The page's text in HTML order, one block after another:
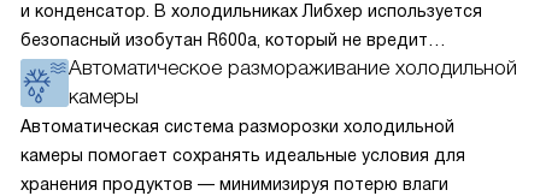
и конденсатор. В холодильниках Либхер используется
безопасный изобутан R600a, который не вредит
окружающей среде. Компрессор перегоняет его
по охладительному контуру по принципу насоса. Чем
лучше работает «мотор» прибора, тем качественнее
и быстрее происходит охлаждение, затрачивается
меньше электроэнергии.
Автоматическое размораживание холодильной
камеры
Автоматическая система разморозки холодильной
камеры помогает сохранять идеальные условия для
хранения продуктов — минимизируя потерю влаги